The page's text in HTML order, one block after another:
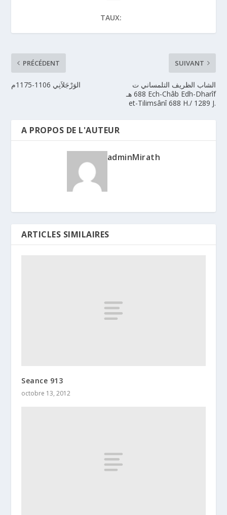
TAUX:
PRÉCÉDENT
الوَرْجَلاَنِي 1106-1175م
SUIVANT
الشاب الظريف التلمساني ت
688 هـ Ech-Châb Edh-Dharîf
et-Tilimsânî 688 H./ 1289 J.
A PROPOS DE L'AUTEUR
adminMirath
ARTICLES SIMILAIRES
Seance 913
octobre 13, 2012